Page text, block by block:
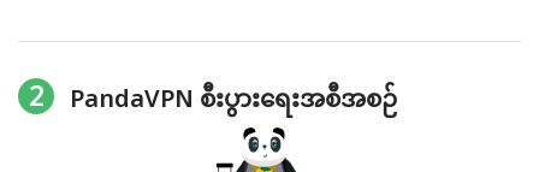
2 PandaVPN စီးပွားရေးအစီအစဉ်